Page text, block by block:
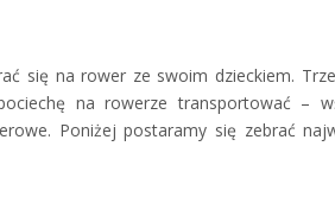
się na rower ze swoim dzieckiem.
na rowerze transportować –
Poniżej postaramy się zebrać